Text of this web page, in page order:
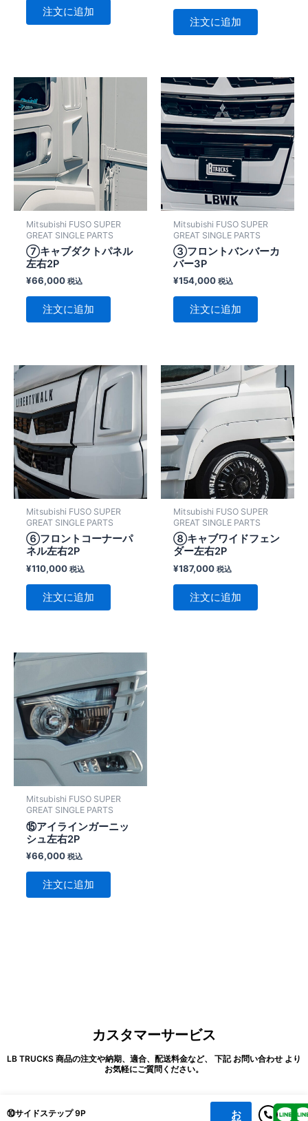
注文に追加
注文に追加
Mitsubishi FUSO SUPER
GREAT SINGLE PARTS
⑦キャブダクトパネル
左右2P
¥66,000 税込
注文に追加
Mitsubishi FUSO SUPER
GREAT SINGLE PARTS
③フロントバンバーカ
バー3P
¥154,000 税込
注文に追加
Mitsubishi FUSO SUPER
GREAT SINGLE PARTS
⑥フロントコーナーパ
ネル左右2P
¥110,000 税込
注文に追加
Mitsubishi FUSO SUPER
GREAT SINGLE PARTS
⑧キャブワイドフェン
ダー左右2P
¥187,000 税込
注文に追加
Mitsubishi FUSO SUPER
GREAT SINGLE PARTS
⑮アイラインガーニッ
シュ左右2P
¥66,000 税込
注文に追加
カスタマーサービス
LB TRUCKS 商品の注文や納期、適合、配送料金など、 下記 お問い合わせ より
お気軽にご質問ください。
⑩サイドステップ 9P お